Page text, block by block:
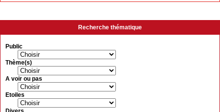
Recherche thématique
Public
Thème(s)
A voir ou pas
Etoiles